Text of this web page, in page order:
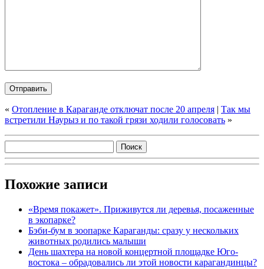
« Отопление в Караганде отключат после 20 апреля | Так мы
встретили Наурыз и по такой грязи ходили голосовать »
Похожие записи
«Время покажет». Приживутся ли деревья, посаженные
в экопарке?
Бэби-бум в зоопарке Караганды: сразу у нескольких
животных родились малыши
День шахтера на новой концертной площадке Юго-
востока – обрадовались ли этой новости карагандинцы?